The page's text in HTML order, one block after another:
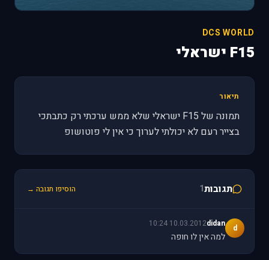
DCS WORLD
F15 ישראלי
תיאור
תמונה של F15 ישראלי שלא ממש ערכתי רק כתבתכי
בצייר רעם לא יכולתי לערוך כי אין לי פוטושופ
תגובות1 הוסיפו תגובה →
d
didan
10.03.2012 10:24
למה אין לו חופה